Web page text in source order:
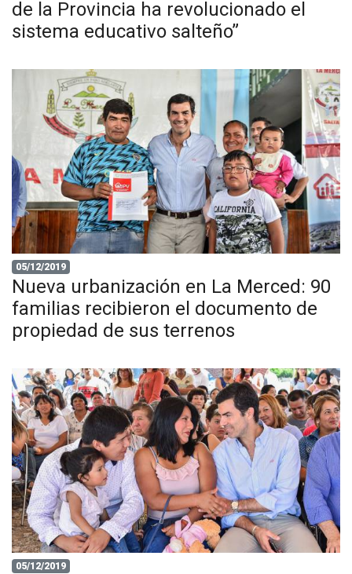
de la Provincia ha revolucionado el
sistema educativo salteño”
05/12/2019
Nueva urbanización en La Merced: 90
familias recibieron el documento de
propiedad de sus terrenos
05/12/2019